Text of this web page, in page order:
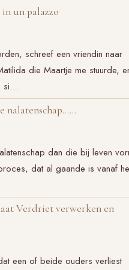
un palazzo
schreef een vriendin naar
die Maartje me stuurde,
si…
nalatenschap……
dan die bij leven
dat al gaande is vanaf
Verdriet verwerken en
een of beide ouders verliest